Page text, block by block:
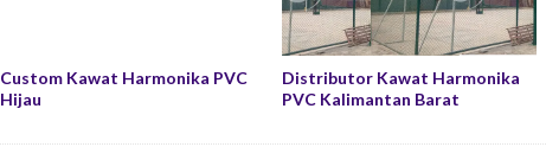
Custom Kawat Harmonika PVC
Hijau
Distributor Kawat Harmonika
PVC Kalimantan Barat